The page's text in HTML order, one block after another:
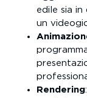
edile sia in
un
Rendering